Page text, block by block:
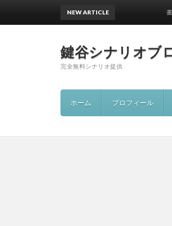
鍵谷シナリオブ
完全無料シナリオ提供
ホーム プロフィール
NEW ARTICLE 書籍出